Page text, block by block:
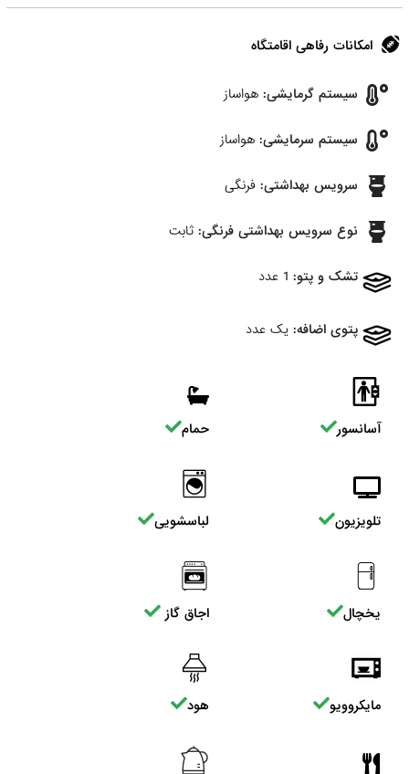
امکانات رفاهی اقامتگاه
سیستم گرمایشی: هواساز
سیستم سرمایشی: هواساز
سرویس بهداشتی: فرنگی
نوع سرویس بهداشتی فرنگی: ثابت
تشک و پتو: 1 عدد
پتوی اضافه: یک عدد
آسانسور حمام
تلویزیون لباسشویی
یخچال اجاق گاز
مایکروویو هود